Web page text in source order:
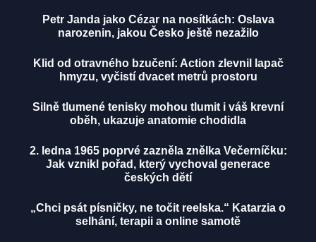
Petr Janda jako Cézar na nosítkách: Oslava
narozenin, jakou Česko ještě nezažilo
Klid od otravného bzučení: Action zlevnil lapač
hmyzu, vyčistí dvacet metrů prostoru
Silně tlumené tenisky mohou tlumit i váš krevní
oběh, ukazuje anatomie chodidla
2. ledna 1965 poprvé zazněla znělka Večerníčku:
Jak vznikl pořad, který vychoval generace
českých dětí
„Chci psát písničky, ne točit reelska.“ Katarzia o
selhání, terapii a online samotě